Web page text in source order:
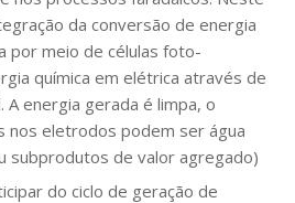
e Prevenção
Financeiro
da conversão de energia
por meio de células foto-
química em elétrica através de
A energia gerada é limpa, o
nos eletrodos podem ser água
subprodutos de valor agregado)
do ciclo de geração de